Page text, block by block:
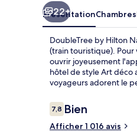
22+
PrésentationChambres
DoubleTree by Hilton
(train touristique). Pour
ouvrir joyeusement
hôtel de style Art déco
voyageurs adorent le
Avis
voyageurs
7,87,8 sur 10
Bien
Afficher 1 016 avis